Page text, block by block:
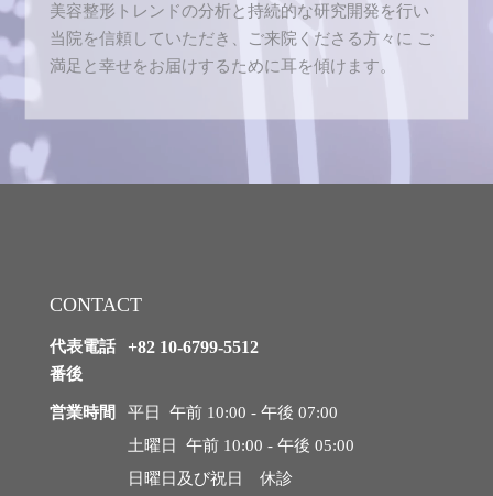
美容整形トレンドの分析と持続的な研究開発を行い
当院を信頼していただき、ご来院くださる方々に ご
満足と幸せをお届けするために耳を傾けます。
CONTACT
代表電話
番後
+82 10-6799-5512
営業時間
平日 午前 10:00 - 午後 07:00
土曜日 午前 10:00 - 午後 05:00
日曜日及び祝日 休診